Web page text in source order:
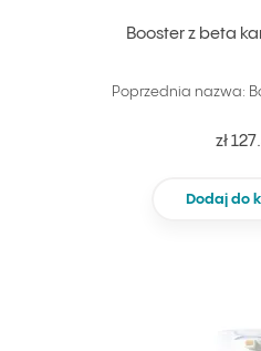
Booster z beta
Poprzednia nazwa:
zł
Dodaj do